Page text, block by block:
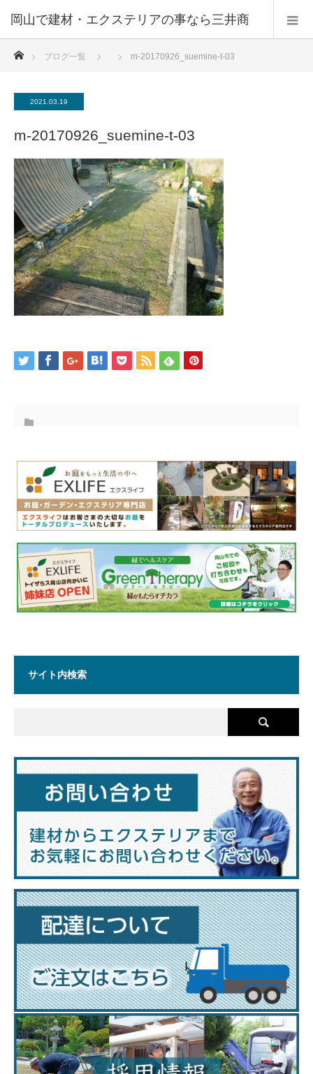
ブログ一覧 m-20170926_suemine-t-03
2021.03.19
m-20170926_suemine-t-03
サイト内検索